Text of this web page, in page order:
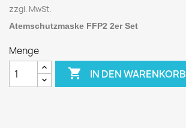
zzgl. MwSt.
Atemschutzmaske FFP2 2er Set
Menge
 IN DEN WARENKORB